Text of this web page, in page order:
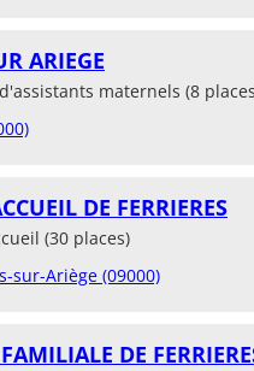
ARIEGE
maternels (8
DE FERRIERES
(30 places)
sur-Ariège (09000)
DE